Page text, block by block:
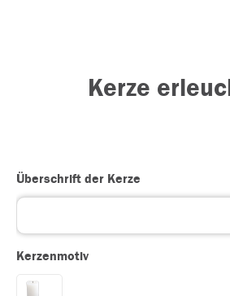
Kerze
Überschrift der Kerze
Kerzenmotiv